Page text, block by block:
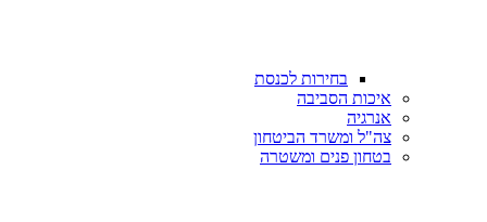
בחירות לכנסת
איכות הסביבה
אנרגיה
צה"ל ומשרד הביטחון
בטחון פנים ומשטרה